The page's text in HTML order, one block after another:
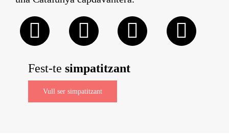
Fest-te simpatitzant
Vull ser simpatitzant